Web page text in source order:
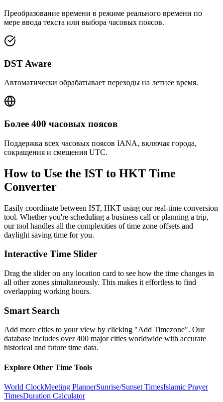
Преобразование времени в режиме реального времени по
мере ввода текста или выбора часовых поясов.
DST Aware
Автоматически обрабатывает переходы на летнее время.
Более 400 часовых поясов
Поддержка всех часовых поясов IANA, включая города,
сокращения и смещения UTC.
How to Use the IST to HKT Time
Converter
Easily coordinate between IST, HKT using our real-time conversion
tool. Whether you're scheduling a business call or planning a trip,
our tool handles all the complexities of time zone offsets and
daylight saving time for you.
Interactive Time Slider
Drag the slider on any location card to see how the time changes in
all other zones simultaneously. This makes it effortless to find
overlapping working hours.
Smart Search
Add more cities to your view by clicking "Add Timezone". Our
database includes over 400 major cities worldwide with accurate
historical and future time data.
Explore Other Time Tools
World ClockMeeting PlannerSunrise/Sunset TimesIslamic Prayer
TimesDuration Calculator